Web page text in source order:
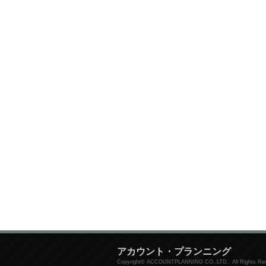
アカウント・プランニング
Copyright© ACCOUNTPLANNING CO.,LTD.. All Rights